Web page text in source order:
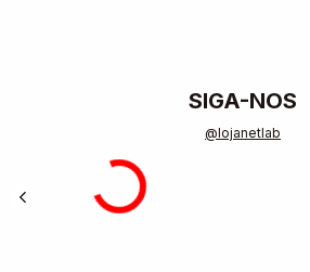
SIGA-NOS
@lojanetlab